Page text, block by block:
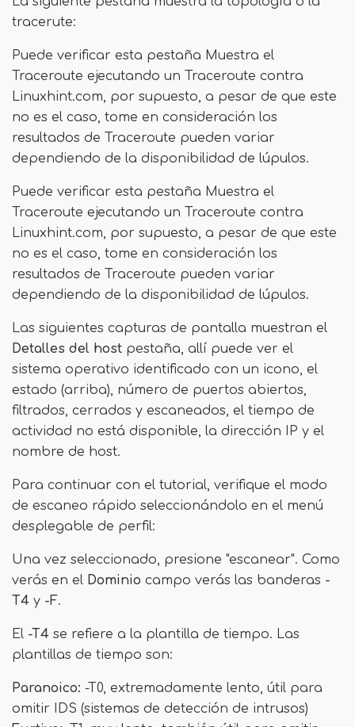
tracerute:
Puede verificar esta pestaña Muestra el
Traceroute ejecutando un Traceroute contra
Linuxhint.com, por supuesto, a pesar de que este
no es el caso, tome en consideración los
resultados de Traceroute pueden variar
dependiendo de la disponibilidad de lúpulos.
Puede verificar esta pestaña Muestra el
Traceroute ejecutando un Traceroute contra
Linuxhint.com, por supuesto, a pesar de que este
no es el caso, tome en consideración los
resultados de Traceroute pueden variar
dependiendo de la disponibilidad de lúpulos.
Las siguientes capturas de pantalla muestran el
Detalles del host pestaña, allí puede ver el
sistema operativo identificado con un icono, el
estado (arriba), número de puertos abiertos,
filtrados, cerrados y escaneados, el tiempo de
actividad no está disponible, la dirección IP y el
nombre de host.
Para continuar con el tutorial, verifique el modo
de escaneo rápido seleccionándolo en el menú
desplegable de perfil:
Una vez seleccionado, presione "escanear". Como
verás en el Dominio campo verás las banderas -
T4 y -F.
El -T4 se refiere a la plantilla de tiempo. Las
plantillas de tiempo son:
Paranoico: -T0, extremadamente lento, útil para
omitir IDS (sistemas de detección de intrusos)